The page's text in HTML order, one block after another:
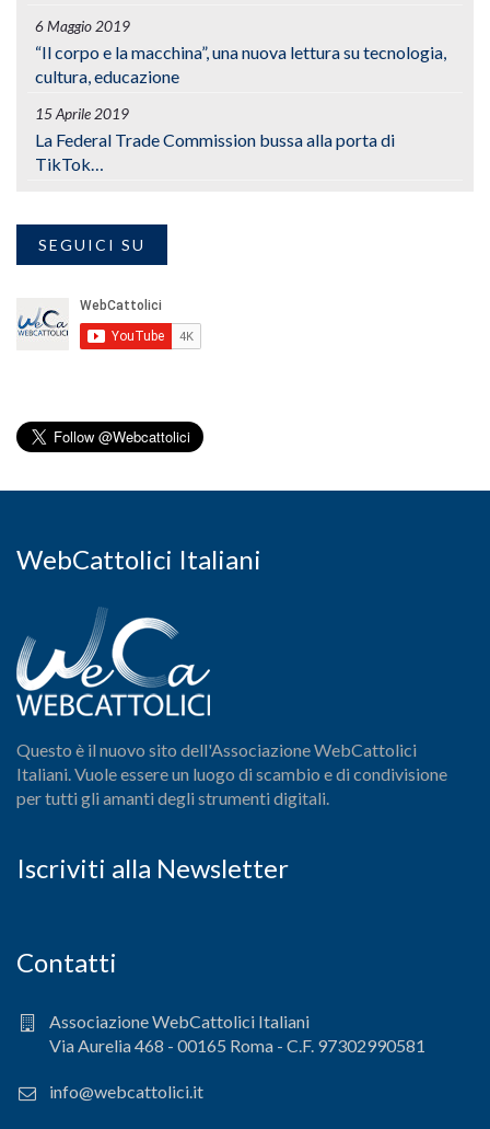
6 Maggio 2019
“Il corpo e la macchina”, una nuova lettura su tecnologia,
cultura, educazione
15 Aprile 2019
La Federal Trade Commission bussa alla porta di
TikTok…
SEGUICI SU
WebCattolici Italiani
Questo è il nuovo sito dell'Associazione WebCattolici
Italiani. Vuole essere un luogo di scambio e di condivisione
per tutti gli amanti degli strumenti digitali.
Iscriviti alla Newsletter
Contatti
Associazione WebCattolici Italiani
Via Aurelia 468 - 00165 Roma - C.F. 97302990581
info@webcattolici.it